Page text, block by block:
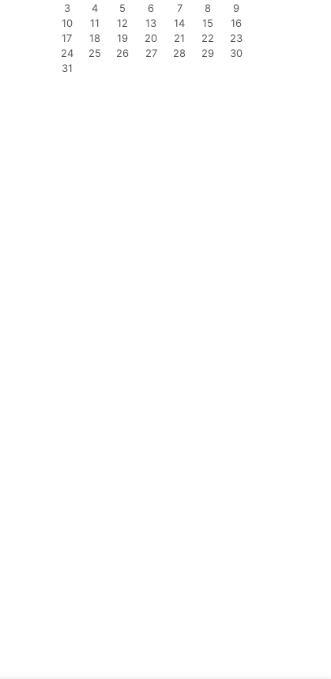
3
4 5 6 7 8
9
10
11 12 13 14 15
16
17
18 19 20 21 22
23
24
25 26 27 28 29
30
31